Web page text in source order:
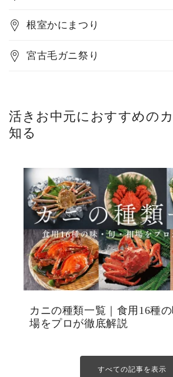
根室かにまつり
宮古毛ガニ祭り
活きお中元におすすめの
知る
カニの種類一覧｜食用16種
場をプロが徹底解説
すべての記事を表示